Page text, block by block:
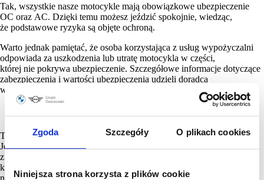
Zgoda Szczegóły O plikach cookies
Niniejsza strona korzysta z plików cookie
Tak, wszystkie nasze motocykle mają obowiązkowe ubezpieczenie
OC oraz AC. Dzięki temu możesz jeździć spokojnie, wiedząc,
że podstawowe ryzyka są objęte ochroną.
Warto jednak pamiętać, że osoba korzystająca z usług wypożyczalni
odpowiada za uszkodzenia lub utratę motocykla w części,
której nie pokrywa ubezpieczenie. Szczegółowe informacje dotyczące
zabezpieczenia i wartości ubezpieczenia udzieli doradca
wypożyczalni.
Czy muszę mieć własny kask i strój?
Tak, wymagane jest posiadanie własnego kasku i odzieży ochronnej.
Jeśli jeszcze nie masz swojego sprzętu, możesz wybrać coś dla siebie
z naszej oferty odzieży i akcesoriów motocyklowych – kaski,
kombinezony, buty czy rękawice – tak, aby każda jazda była
nie tylko bezpieczna, ale i komfortowa.